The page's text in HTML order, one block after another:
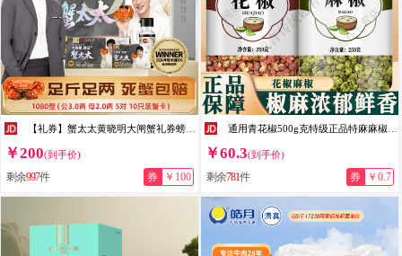
￥200(到手价)
剩余997件 券 ￥100
￥60.3(到手价)
剩余781件 券 ￥0.7